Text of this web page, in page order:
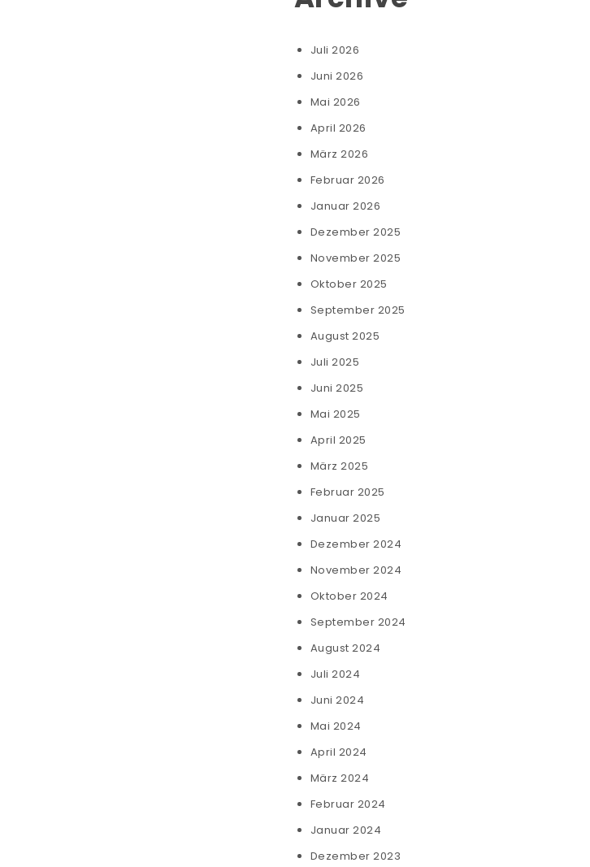
Juli 2026
Juni 2026
Mai 2026
April 2026
März 2026
Februar 2026
Januar 2026
Dezember 2025
November 2025
Oktober 2025
September 2025
August 2025
Juli 2025
Juni 2025
Mai 2025
April 2025
März 2025
Februar 2025
Januar 2025
Dezember 2024
November 2024
Oktober 2024
September 2024
August 2024
Juli 2024
Juni 2024
Mai 2024
April 2024
März 2024
Februar 2024
Januar 2024
Dezember 2023